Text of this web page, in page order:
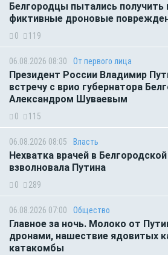
Белгородцы пытались
фиктивные дроновые
0 119
06.08.2026 08:30 От первого лица
Президент России Владимир
встречу с врио губернатора
Александром Шуваевым
0 115
06.08.2026 08:05 Власть
Нехватка врачей в
взволновала Путина
0 289
06.08.2026 07:00 Общество
Главное за ночь. Молоко от
дронами, нашествие ядовитых
катакомбы